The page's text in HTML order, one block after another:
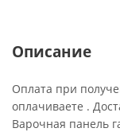
Описание
Оплата при
оплачиваете .
Варочная панель